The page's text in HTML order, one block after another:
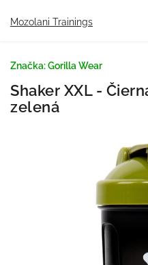
Mozolani Trainings
Shaker XXL -
zelená
Značka:Gorilla Wear